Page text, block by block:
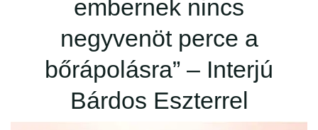
embernek nincs
negyvenöt perce a
bőrápolásra” – Interjú
Bárdos Eszterrel